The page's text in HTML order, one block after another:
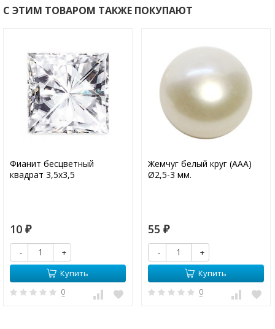
С ЭТИМ ТОВАРОМ ТАКЖЕ ПОКУПАЮТ
Фианит бесцветный
квадрат 3,5х3,5
10 ₽
-
+
Купить
0
Жемчуг белый круг (ААА)
Ø2,5-3 мм.
55 ₽
-
+
Купить
0